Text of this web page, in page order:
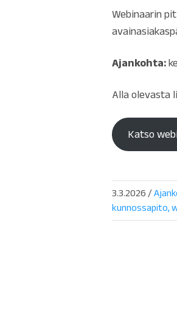
Webinaarin
Ajankohta:
Alla olevasta
Katso
3.3.2026 /
kunnossapito